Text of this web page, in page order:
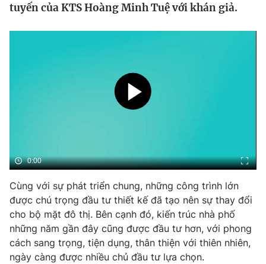
Thế giới đó đây
Câu chuyện quốc tế
Tài chính
Khán giả
Giải sao mai
Sao
Du lịch
Làm đẹp
Chất lượng cuộc sống
Giáo dục
Tuyển sinh
Học trực tuyến
Công nghệ
Hitech Công nghệ tương lai
Sản phẩm
Giao lưu trực tuyến
tuyến của KTS Hoàng Minh Tuệ với khán giả.
0:00
Cùng với sự phát triển chung, những công trình lớn
được chú trọng đầu tư thiết kế đã tạo nên sự thay đổi
cho bộ mặt đô thị. Bên cạnh đó, kiến trúc nhà phố
những năm gần đây cũng được đầu tư hơn, với phong
cách sang trọng, tiện dụng, thân thiện với thiên nhiên,
ngày càng được nhiều chủ đầu tư lựa chọn.